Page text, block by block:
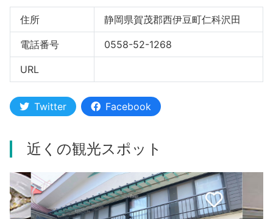
住所 静岡県賀茂郡西伊豆町仁科沢田
電話番号 0558-52-1268
URL
Twitter Facebook
近くの観光スポット